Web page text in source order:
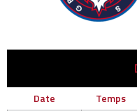
Date Temps